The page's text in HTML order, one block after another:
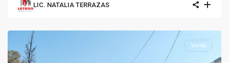
LIC. NATALIA TERRAZAS
Venta